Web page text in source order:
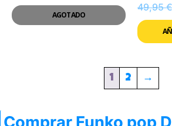
AGOTADO
49,95€
1 2 →